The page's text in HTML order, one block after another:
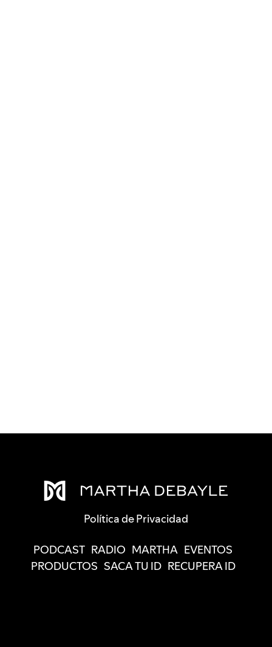
Política de Privacidad
PODCAST RADIO MARTHA EVENTOS
PRODUCTOS SACA TU ID RECUPERA ID